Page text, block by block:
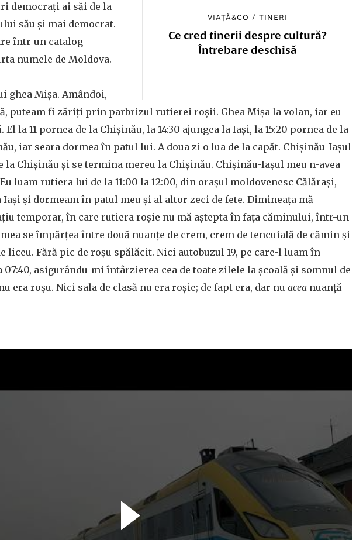
VIAȚĂ&CO /TINERI
Ce cred tinerii despre cultură?
Întrebare deschisă
democrați ai săi de la
său și mai democrat.
într-un catalog
numele de Moldova.
ghea Mișa. Amândoi,
puteam fi zăriți prin parbrizul rutierei roșii. Ghea Mișa la volan, iar eu
El la 11 pornea de la Chișinău, la 14:30 ajungea la Iași, la 15:20 pornea de la
iar seara dormea în patul lui. A doua zi o lua de la capăt. Chișinău-Iașul
la Chișinău și se termina mereu la Chișinău. Chișinău-Iașul meu n-avea
luam rutiera lui de la 11:00 la 12:00, din orașul moldovenesc Călărași,
Iași și dormeam în patul meu și al altor zeci de fete. Dimineața mă
temporar, în care rutiera roșie nu mă aștepta în fața căminului, într-un
se împărțea între două nuanțe de crem, crem de tencuială de cămin și
liceu. Fără pic de roșu spălăcit. Nici autobuzul 19, pe care-l luam în
asigurându-mi întârzierea cea de toate zilele la școală și somnul de
era roșu. Nici sala de clasă nu era roșie; de fapt era, dar nu acea nuanță